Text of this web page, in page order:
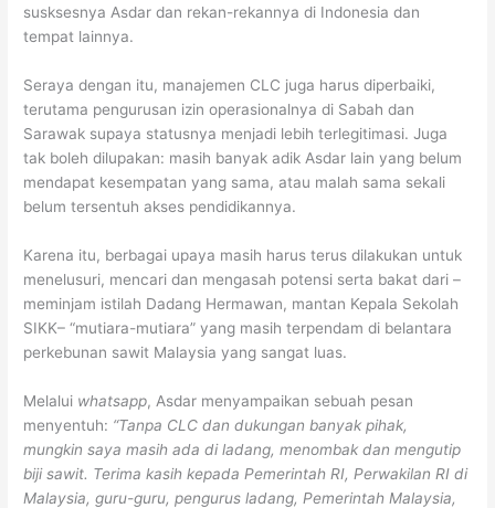
susksesnya Asdar dan rekan-rekannya di Indonesia dan
tempat lainnya.
Seraya dengan itu, manajemen CLC juga harus diperbaiki,
terutama pengurusan izin operasionalnya di Sabah dan
Sarawak supaya statusnya menjadi lebih terlegitimasi. Juga
tak boleh dilupakan: masih banyak adik Asdar lain yang belum
mendapat kesempatan yang sama, atau malah sama sekali
belum tersentuh akses pendidikannya.
Karena itu, berbagai upaya masih harus terus dilakukan untuk
menelusuri, mencari dan mengasah potensi serta bakat dari –
meminjam istilah Dadang Hermawan, mantan Kepala Sekolah
SIKK– “mutiara-mutiara” yang masih terpendam di belantara
perkebunan sawit Malaysia yang sangat luas.
Melalui whatsapp, Asdar menyampaikan sebuah pesan
menyentuh: “Tanpa CLC dan dukungan banyak pihak,
mungkin saya masih ada di ladang, menombak dan mengutip
biji sawit. Terima kasih kepada Pemerintah RI, Perwakilan RI di
Malaysia, guru-guru, pengurus ladang, Pemerintah Malaysia,